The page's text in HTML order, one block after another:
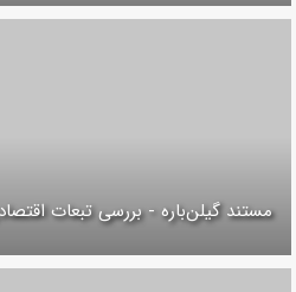
مستند گیلن‌باره - بررسی تبعات